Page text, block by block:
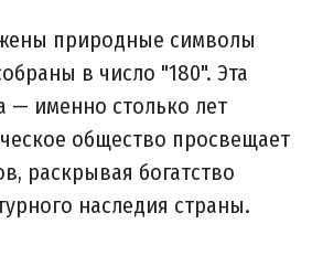
природные символы
в число "180". Эта
— именно столько лет
общество просвещает
раскрывая богатство
наследия страны.